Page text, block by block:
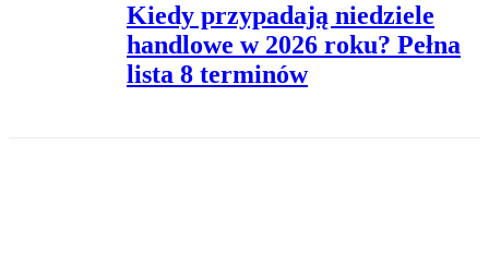
Kiedy przypadają niedziele
handlowe w 2026 roku? Pełna
lista 8 terminów